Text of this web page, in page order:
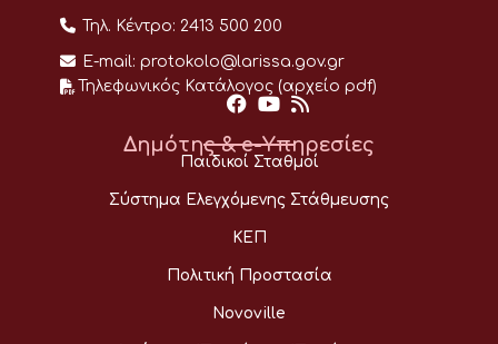
Τηλ. Κέντρο: 2413 500 200
E-mail: protokolo@larissa.gov.gr
Τηλεφωνικός Κατάλογος (αρχείο pdf)
Δημότης & e-Υπηρεσίες
Παιδικοί Σταθμοί
Σύστημα Ελεγχόμενης Στάθμευσης
ΚΕΠ
Πολιτική Προστασία
Novoville